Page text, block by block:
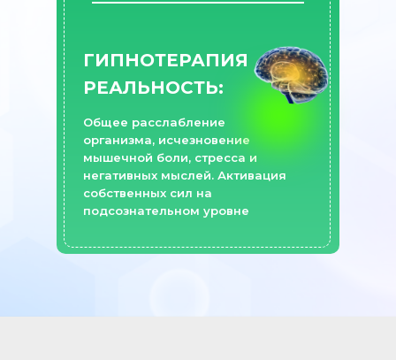
ГИПНОТЕРАПИЯ
РЕАЛЬНОСТЬ:
Общее расслабление
организма, исчезновение
мышечной боли, стресса и
негативных мыслей. Активация
собственных сил на
подсознательном уровне